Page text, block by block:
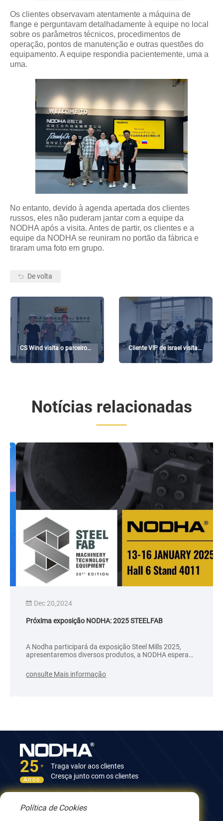
Os clientes observavam atentamente a máquina de
flange e perguntavam detalhadamente à equipe no local
sobre os parâmetros técnicos, procedimentos de
operação, pontos de manutenção e outras questões do
equipamento. A equipe respondia pacientemente, uma a
uma.
No entanto, devido à agenda apertada dos clientes
russos, eles não puderam jantar com a equipe da
NODHA após a visita. Antes de partir, os clientes e a
equipe da NODHA se reuniram no portão da fábrica e
tiraram uma foto em grupo.
De volta
CS Wind visita o parceiro
estratégico da NODHA,
Cliente VIP de Israel visita a
fábrica da NODHA -
Notícias relacionadas
Dec 20,2024
Próxima exposição NODHA: 2025 STEELFAB
A Nodha participará da exposição Steel Mills 2025,
apresentaremos diversos produtos, a NODHA espera
tubos e placas. Bem-vindo a visitar nosso estande!
consulte Mais informação
25 +
Anos
Traga valor aos clientes
Cresça junto com os clientes
Contate-nos
Política de Cookies